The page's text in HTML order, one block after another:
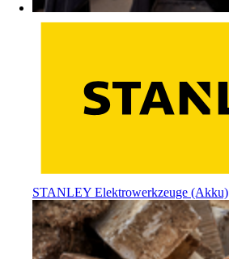
STANLEY Elektrowerkzeuge (Akku)